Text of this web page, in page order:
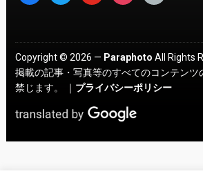
Copyright © 2026 — Paraphoto All Rights
掲載の記事・写真等のすべてのコンテンツ
禁じます。 ｜ プライバシーポリシー